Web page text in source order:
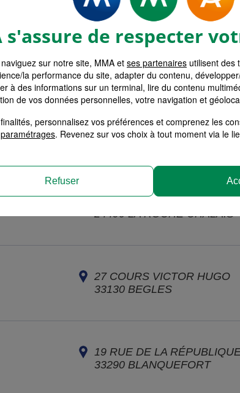
16 BIS PLACE GAMBETTA
33110 LE BOUSCAT
7 PLACE DES
33000 BORDEAUX
24490 LA ROCHE CHALAIS
27 COURS VICTOR HUGO
33130 BEGLES
19 RUE DE LA
33290 BLANQUEFORT
s'assure de respecter
sur notre site, MMA etses partenaires utilisent des
la performance du site, adapter du contenu,
à des informations sur un terminal, lire du contenu
de vos données personnelles, votre navigation et
personnalisez vos préférences et comprenez les
. Revenez sur vos choix à tout moment via le
Refuser